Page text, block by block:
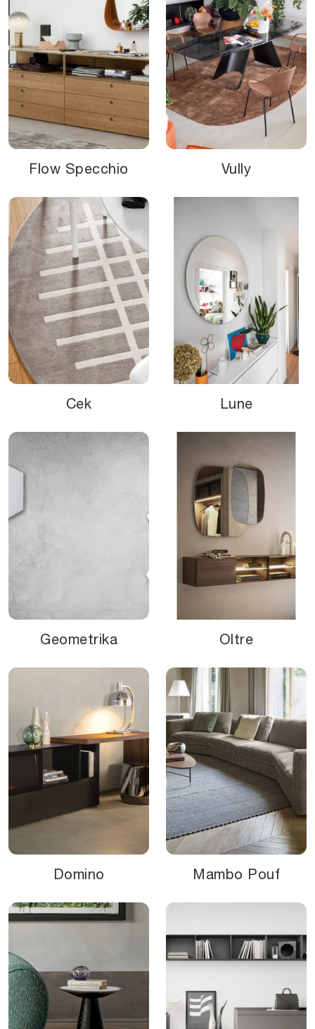
Flow Specchio Vully
Cek Lune
Geometrika Oltre
Domino Mambo Pouf